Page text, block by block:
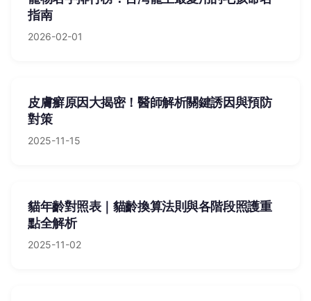
指南
2026-02-01
皮膚癬原因大揭密！醫師解析關鍵誘因與預防
對策
2025-11-15
貓年齡對照表｜貓齡換算法則與各階段照護重
點全解析
2025-11-02